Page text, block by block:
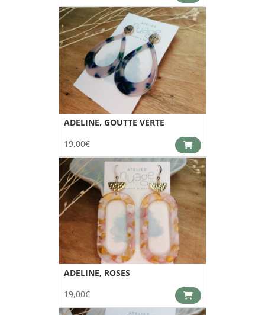
ADELINE, GOUTTE VERTE
19,00€
ADELINE, ROSES
19,00€